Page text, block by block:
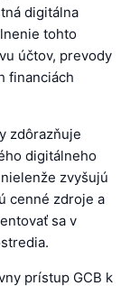
digitálna
tohto
účtov, prevody
financiách
zdôrazňuje
digitálneho
zvyšujú
cenné zdroje a
sa v
prístup GCB k